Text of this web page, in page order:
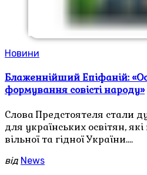
Новини
Блаженнійший Епіфаній:
формування совісті народу»
Слова Предстоятеля стали
для українських освітян,
вільної та гідної України.…
від News